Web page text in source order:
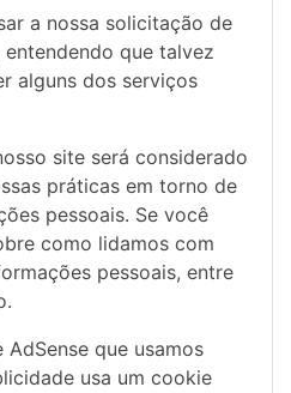
a nossa solicitação de
que talvez
alguns dos serviços
site será considerado
práticas em torno de
pessoais. Se você
como lidamos com
pessoais, entre
que usamos
usa um cookie